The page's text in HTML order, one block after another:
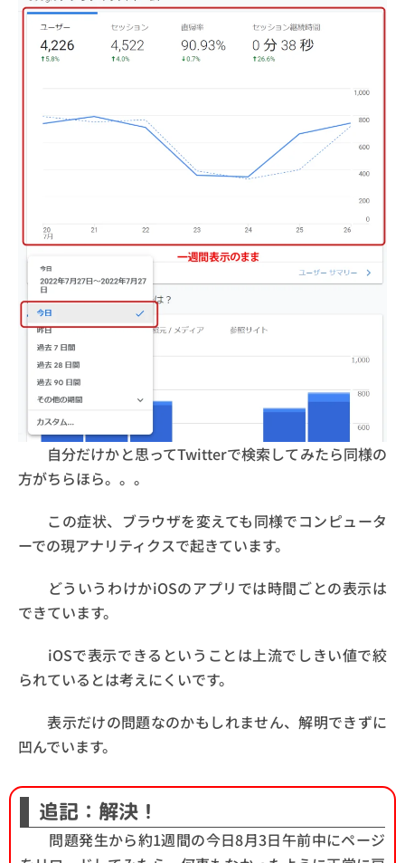
自分だけかと思ってTwitterで検索してみたら同様の
方がちらほら。。。
この症状、ブラウザを変えても同様でコンピュータ
ーでの現アナリティクスで起きています。
どういうわけかiOSのアプリでは時間ごとの表示は
できています。
iOSで表示できるということは上流でしきい値で絞
られているとは考えにくいです。
表示だけの問題なのかもしれません、解明できずに
凹んでいます。
追記：解決！
問題発生から約1週間の今日8月3日午前中にページ